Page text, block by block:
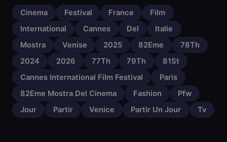
Cinema Festival France
Film
International
Cannes Del
Italie
Mostra
Venise 2025 82Eme
78Th
2024
2026 77Th 79Th
81St
Cannes International Film Festival
Paris
82Eme Mostra Del Cinema
Fashion
Pfw
Jour
Partir Venice Partir Un Jour Tv